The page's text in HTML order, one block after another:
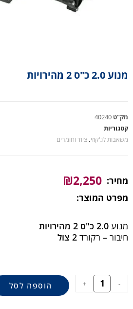
מנוע 2.0 כ"ס 2 מהירויות
מק"ט 40240
קטגוריות
משאבות לג'קוזי,ציוד וחומרים
מחיר: ₪2,250
מפרט המוצר:
מנוע 2.0 כ"ס 2 מהירויות
חיבור – רקורד 2 צול
-
+ הוספה לסל